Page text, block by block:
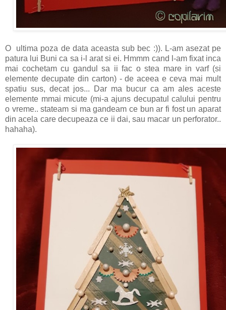
O ultima poza de data aceasta sub bec :)). L-am asezat pe
patura lui Buni ca sa i-l arat si ei. Hmmm cand l-am fixat inca
mai cochetam cu gandul sa ii fac o stea mare in varf (si
elemente decupate din carton) - de aceea e ceva mai mult
spatiu sus, decat jos... Dar ma bucur ca am ales aceste
elemente mmai micute (mi-a ajuns decupatul calului pentru
o vreme.. stateam si ma gandeam ce bun ar fi fost un aparat
din acela care decupeaza ce ii dai, sau macar un perforator..
hahaha).